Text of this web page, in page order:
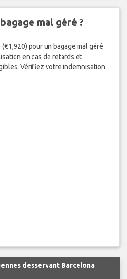
mal géré ?
pour un bagage mal géré
en cas de retards et
Vérifiez votre indemnisation
desservant Barcelona